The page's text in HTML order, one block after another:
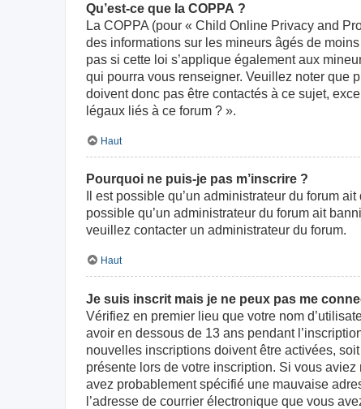
Qu’est-ce que la COPPA ?
La COPPA (pour « Child Online Privacy and
des informations sur les mineurs âgés de
pas si cette loi s’applique également aux
qui pourra vous renseigner. Veuillez noter que
doivent donc pas être contactés à ce sujet,
légaux liés à ce forum ? ».
Haut
Pourquoi ne puis-je pas m’inscrire ?
Il est possible qu’un administrateur du forum
possible qu’un administrateur du forum ait
veuillez contacter un administrateur du forum.
Haut
Je suis inscrit mais je ne peux pas me
Vérifiez en premier lieu que votre nom
avoir en dessous de 13 ans pendant
nouvelles inscriptions doivent être activées,
présente lors de votre inscription. Si vous
avez probablement spécifié une mauvaise
l’adresse de courrier électronique que vous